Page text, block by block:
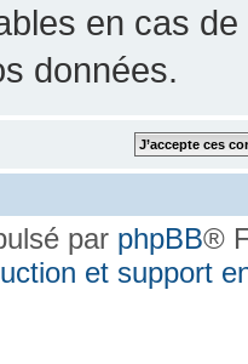
en cas
données.
par phpBB®
et support